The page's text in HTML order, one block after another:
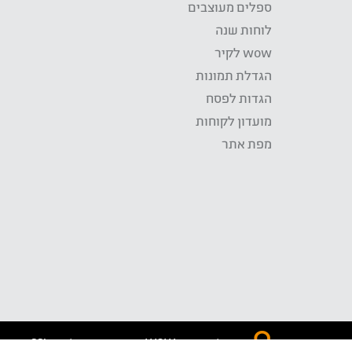
ספלים מעוצבים
לוחות שנה
wow לקיר
הגדלת תמונות
הגדות לפסח
מועדון לקוחות
מפת אתר
התשלום באתר WOW מאובטח בטכנולוגית SSL